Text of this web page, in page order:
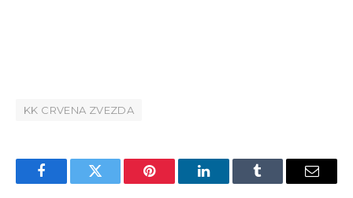
KK CRVENA ZVEZDA
FacebookTwitter Pinterest LinkedInTumblr Email